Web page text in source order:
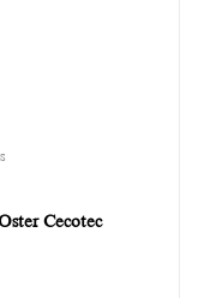
Cecotec